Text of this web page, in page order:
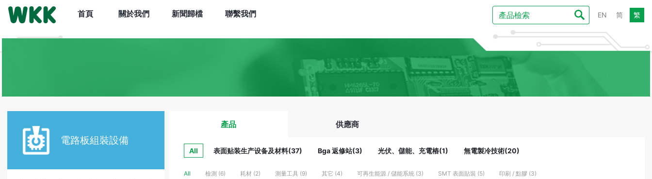
首頁 關於我們 新聞歸檔 聯繫我們 EN 简 繁
電路板組裝設備
產品 供應商
All
All 檢測 (6) 耗材 (2) 測量工具 (9) 其它 (4) 可再生能源 / 儲能系統 (3) SMT 表面貼裝 (5)
印刷 / 點膠 (3)
表面贴装生产设备及材料(37) Bga 返修站(3) 光伏、儲能、充電樁(1) 無電製冷技術(20)